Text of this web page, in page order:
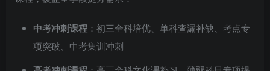
中考冲刺课程 ：初三全科培优、单科查漏补缺、考点专
项突破、中考集训冲刺